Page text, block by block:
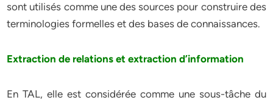
sont utilisés comme une des sources pour construire des
terminologies formelles et des bases de connaissances.
Extraction de relations et extraction d’information
En TAL, elle est considérée comme une sous-tâche du